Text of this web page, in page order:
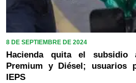
8 DE SEPTIEMBRE DE 2024
Hacienda quita el subsidio
Premium y Diésel; usuarios
IEPS